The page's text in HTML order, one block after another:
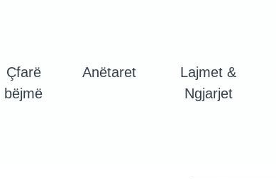
Çfarë
bëjmë
Anëtaret
Lajmet &
Ngjarjet